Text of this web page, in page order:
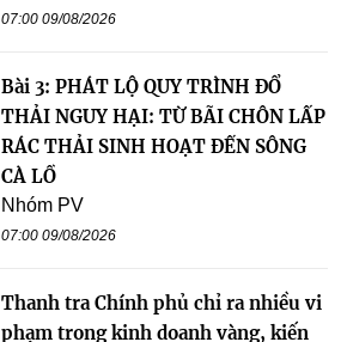
07:00 09/08/2026
Bài 3: PHÁT LỘ QUY TRÌNH ĐỔ
THẢI NGUY HẠI: TỪ BÃI CHÔN LẤP
RÁC THẢI SINH HOẠT ĐẾN SÔNG
CÀ LỒ
Nhóm PV
07:00 09/08/2026
Thanh tra Chính phủ chỉ ra nhiều vi
phạm trong kinh doanh vàng, kiến